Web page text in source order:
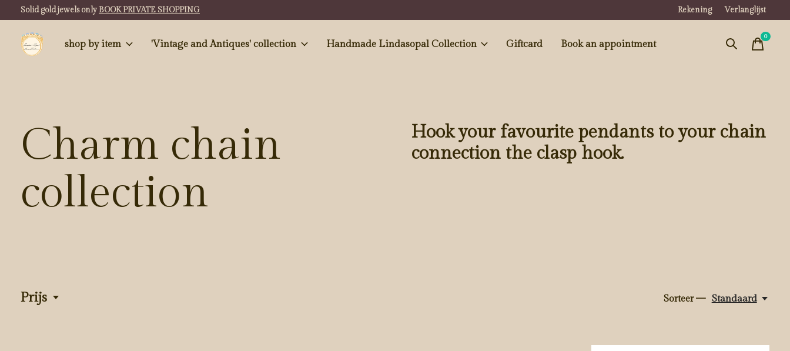
Solid gold jewels onlyBOOK PRIVATE SHOPPING Rekening Verlanglijst
shop by item 'Vintage and Antiques' collection Handmade Lindasopal Collection Giftcard Book an appointment
0items
Charm chain
collection
Hook your favourite pendants to your chain
connection the clasp hook.
Prijs Sorteer — Standaard